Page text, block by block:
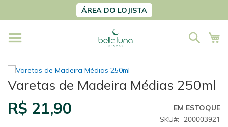
para
conteúdo
ÁREA DO LOJISTA
Varetas de Madeira Médias 250ml
R$ 21,90
EM ESTOQUE
SKU
200003921